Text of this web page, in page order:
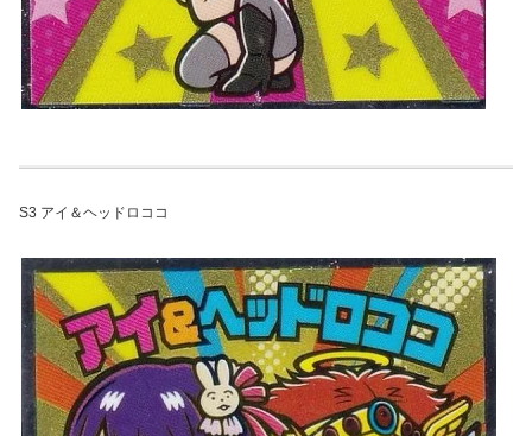
S3 アイ＆ヘッドロココ